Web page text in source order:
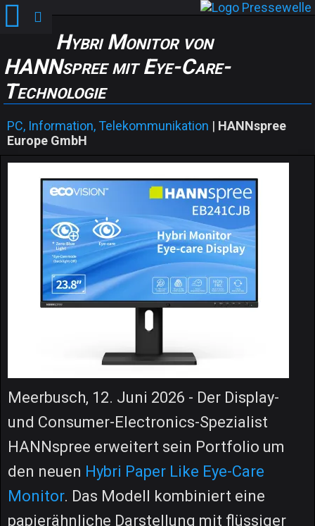
Hybri Monitor von
HANNspree mit Eye-Care-
Technologie
PC, Information, Telekommunikation | HANNspree
Europe GmbH
Meerbusch, 12. Juni 2026 - Der Display-
und Consumer-Electronics-Spezialist
HANNspree erweitert sein Portfolio um
den neuen Hybri Paper Like Eye-Care
Monitor. Das Modell kombiniert eine
papierähnliche Darstellung mit flüssiger